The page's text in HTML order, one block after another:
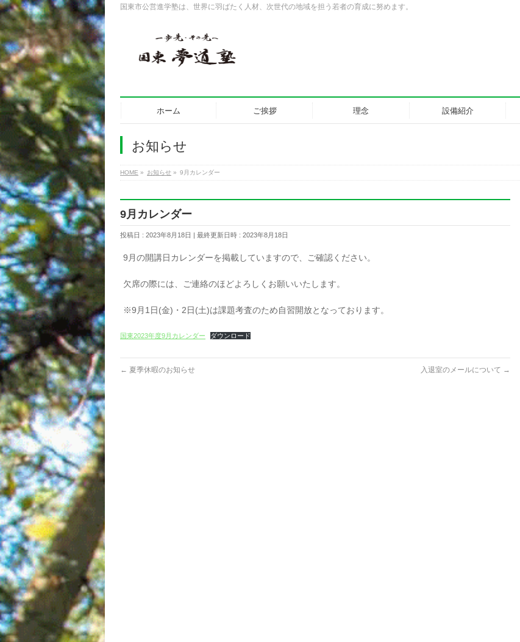
国東市公営進学塾は、世界に羽ばたく人材、次世代の地域を担う若者の育成に努めます。
ホーム ご挨拶 理念 設備紹介
お知らせ
HOME » お知らせ » 9月カレンダー
9月カレンダー
投稿日 : 2023年8月18日 最終更新日時 : 2023年8月18日
9月の開講日カレンダーを掲載していますので、ご確認ください。
欠席の際には、ご連絡のほどよろしくお願いいたします。
※9月1日(金)・2日(土)は課題考査のため自習開放となっております。
国東2023年度9月カレンダー ダウンロード
← 夏季休暇のお知らせ 入退室のメールについて →